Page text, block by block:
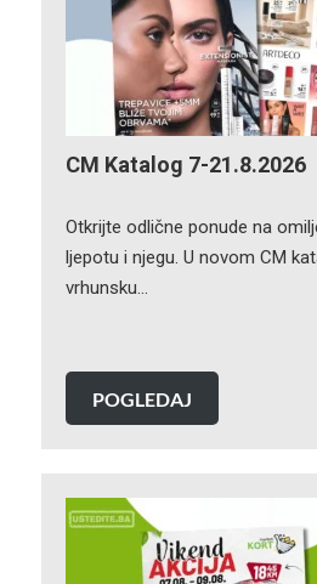
CM Katalog 7-21.8.2026
Otkrijte odlične ponude na
ljepotu i njegu. U novom CM
vrhunsku…
POGLEDAJ